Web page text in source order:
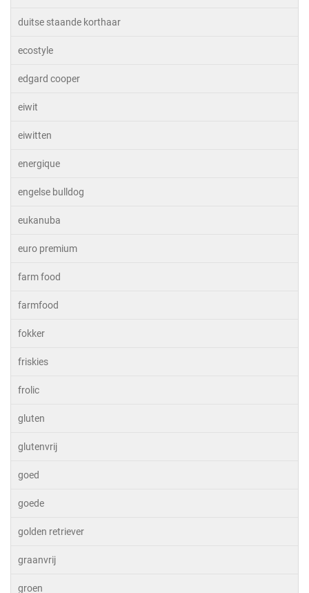
duitse staande korthaar
ecostyle
edgard cooper
eiwit
eiwitten
energique
engelse bulldog
eukanuba
euro premium
farm food
farmfood
fokker
friskies
frolic
gluten
glutenvrij
goed
goede
golden retriever
graanvrij
groen